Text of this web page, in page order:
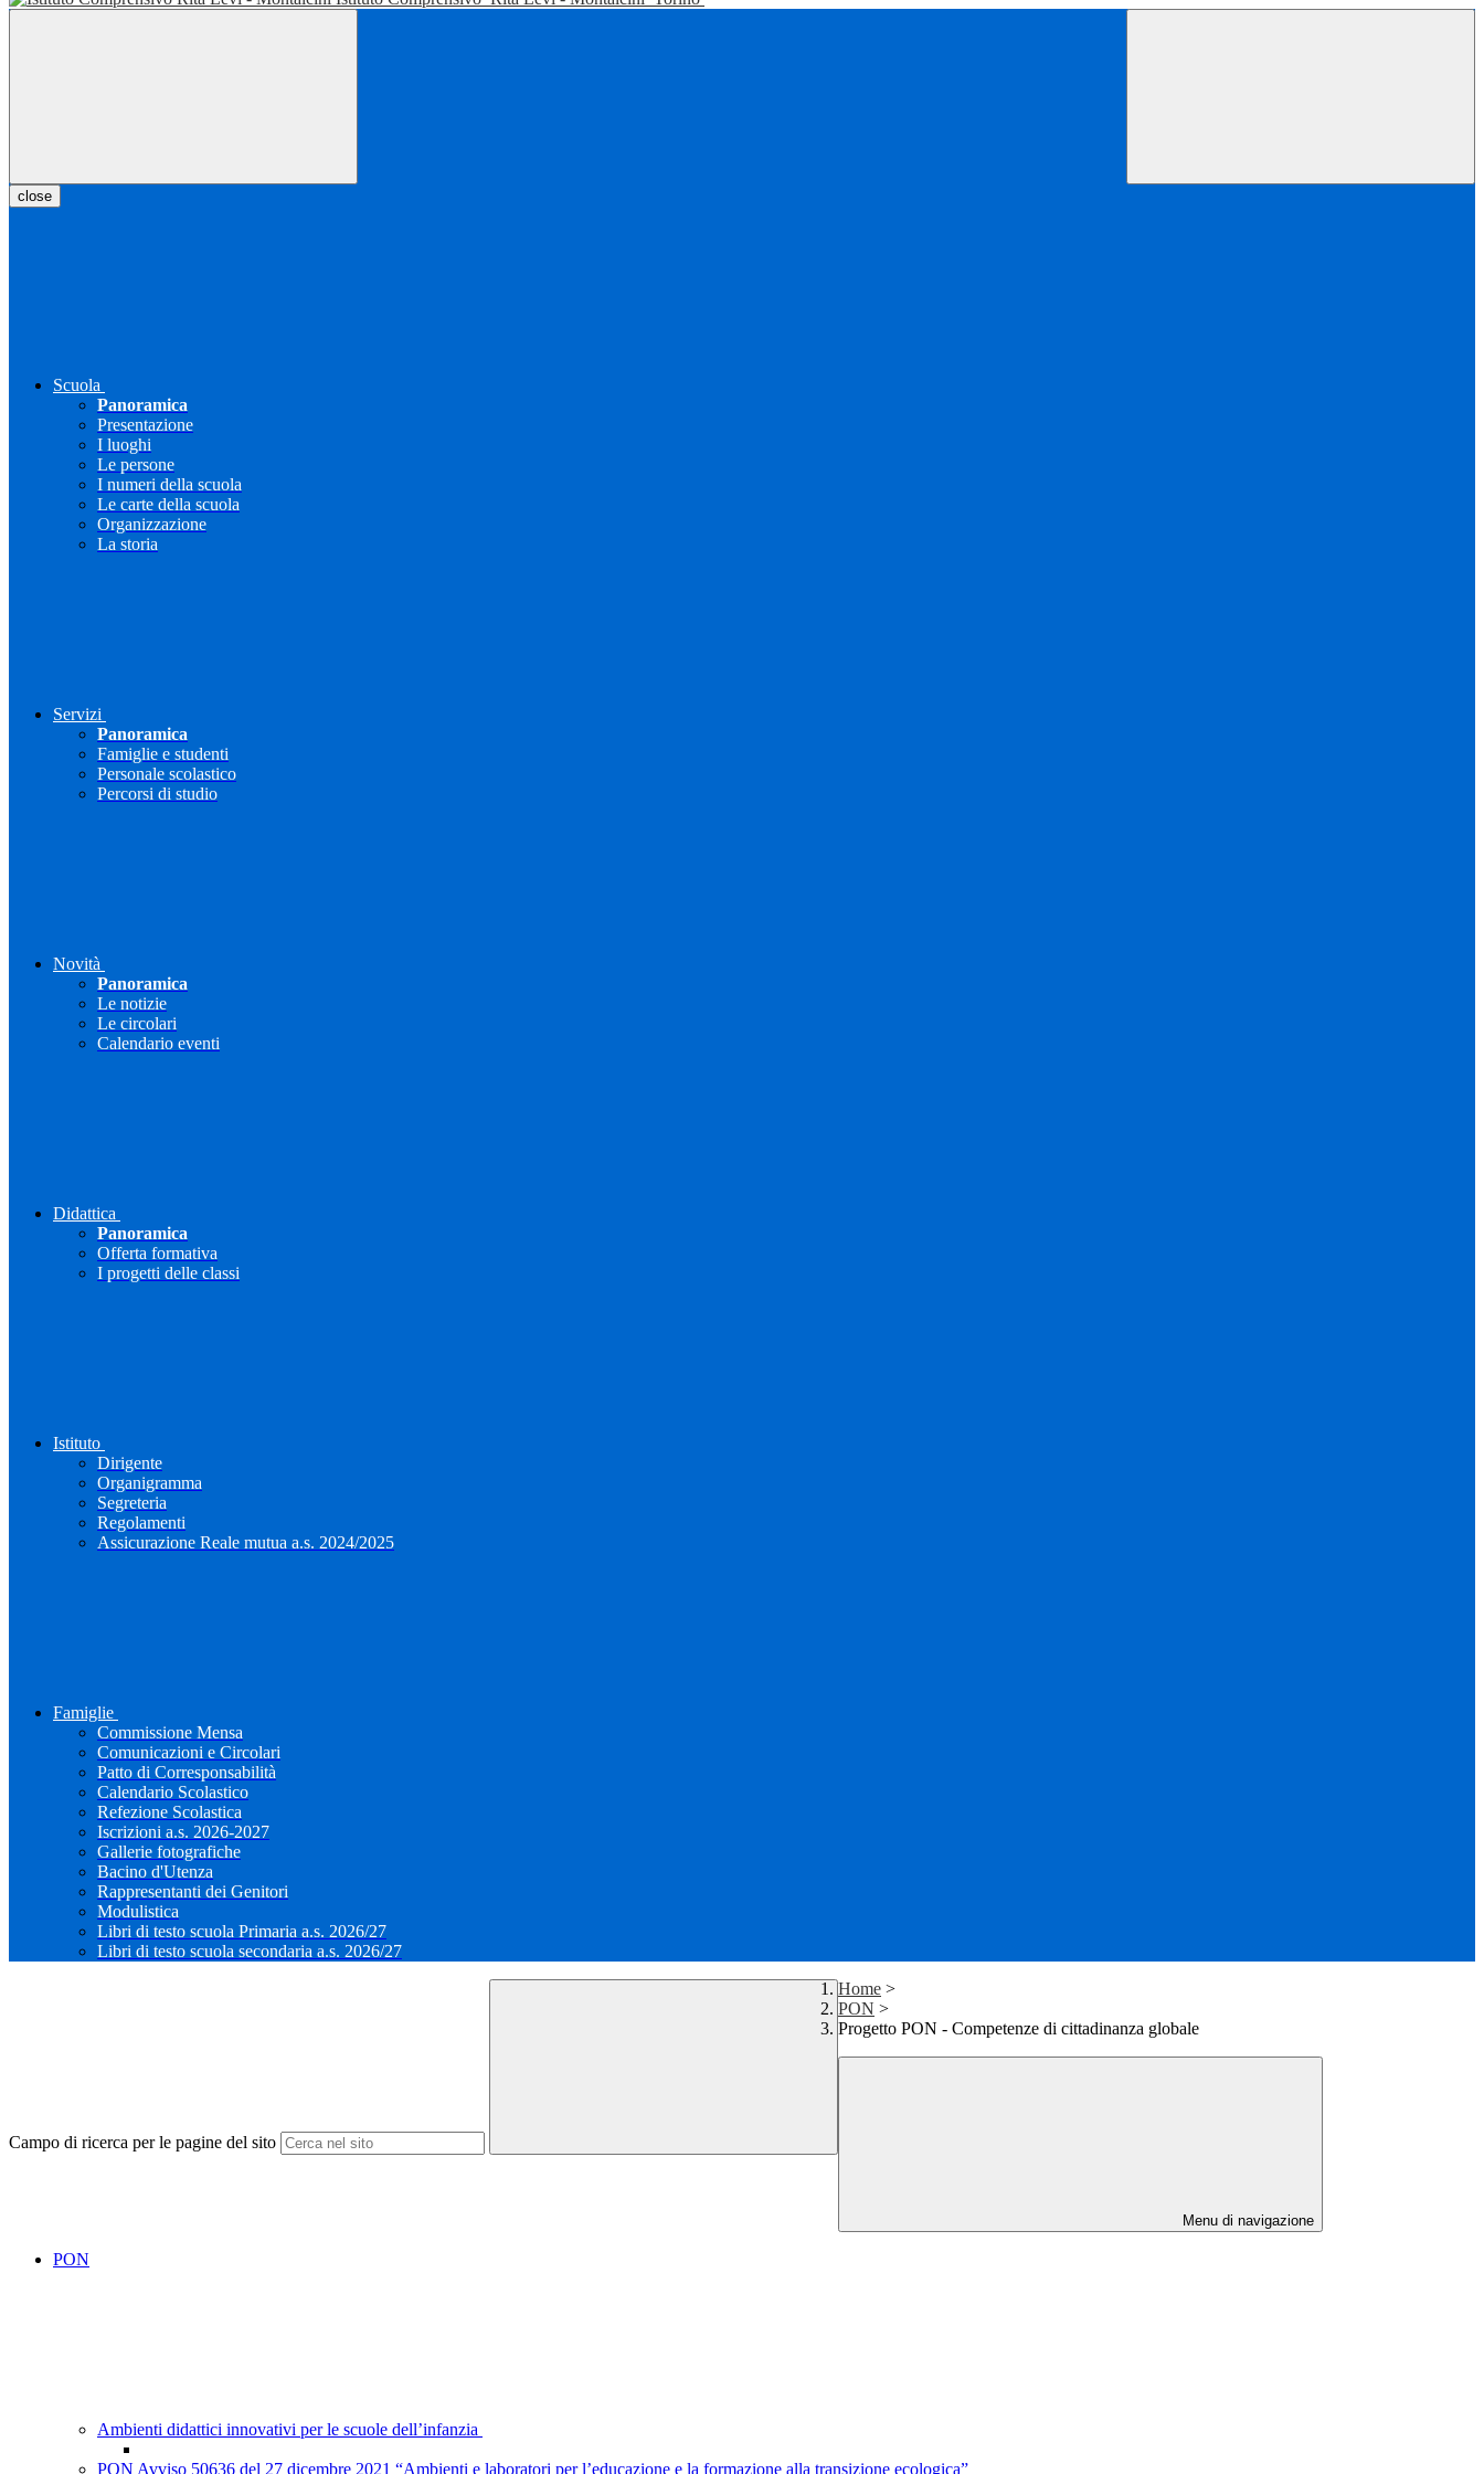
close
Scuola
Panoramica
Presentazione
I luoghi
Le persone
I numeri della scuola
Le carte della scuola
Organizzazione
La storia
Servizi
Panoramica
Famiglie e studenti
Personale scolastico
Percorsi di studio
Novità
Panoramica
Le notizie
Le circolari
Calendario eventi
Didattica
Panoramica
Offerta formativa
I progetti delle classi
Istituto
Dirigente
Organigramma
Segreteria
Regolamenti
Assicurazione Reale mutua a.s. 2024/2025
Famiglie
Commissione Mensa
Comunicazioni e Circolari
Patto di Corresponsabilità
Calendario Scolastico
Refezione Scolastica
Iscrizioni a.s. 2026-2027
Gallerie fotografiche
Bacino d'Utenza
Rappresentanti dei Genitori
Modulistica
Libri di testo scuola Primaria a.s. 2026/27
Libri di testo scuola secondaria a.s. 2026/27
Campo di ricerca per le pagine del sito
Home >
PON >
Progetto PON - Competenze di cittadinanza globale
Menu di navigazione
PON
Ambienti didattici innovativi per le scuole dell’infanzia
PON Avviso 50636 del 27 dicembre 2021 “Ambienti e laboratori per l’educazione e la formazione alla transizione ecologica”